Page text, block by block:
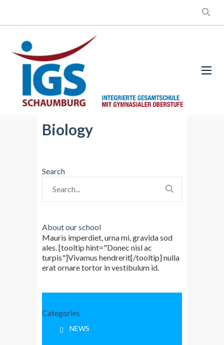
Biology
Search
About our school
Mauris imperdiet, urna mi, gravida sod
ales. [tooltip hint="Donec nisl ac
turpis"]Vivamus hendrerit[/tooltip] nulla
erat ornare tortor in vestibulum id.
Categories
NEWS